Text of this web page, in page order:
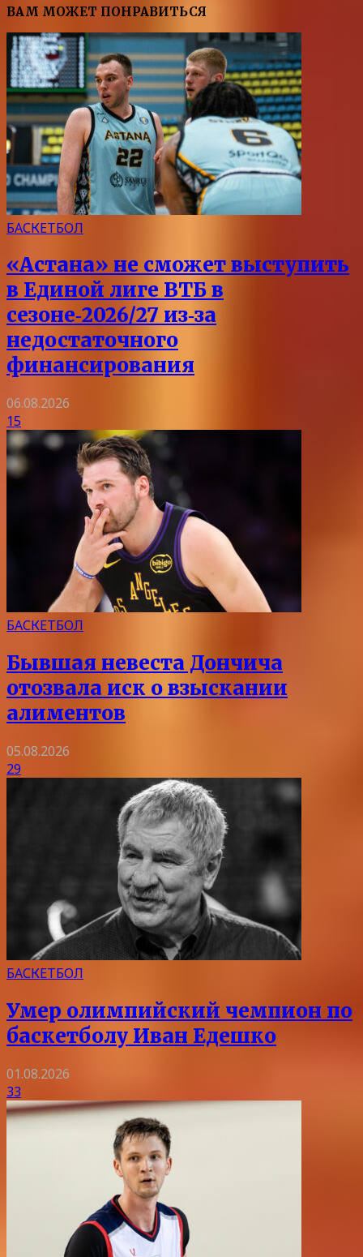
ВАМ МОЖЕТ ПОНРАВИТЬСЯ
БАСКЕТБОЛ
«Астана» не сможет выступить
в Единой лиге ВТБ в
сезоне‑2026/27 из‑за
недостаточного
финансирования
06.08.2026
15
БАСКЕТБОЛ
Бывшая невеста Дончича
отозвала иск о взыскании
алиментов
05.08.2026
29
БАСКЕТБОЛ
Умер олимпийский чемпион по
баскетболу Иван Едешко
01.08.2026
33